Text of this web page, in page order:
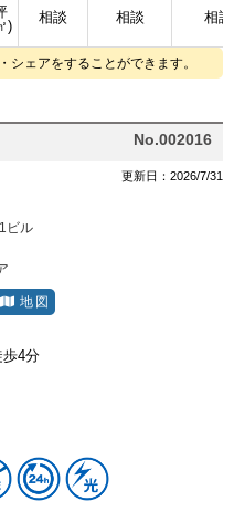
)
相談 相談 相談
シェアをすることができます。
No.002016
更新日：2026/7/31
地図
歩4分